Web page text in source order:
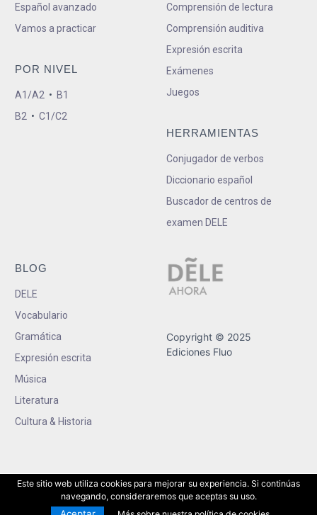
Español avanzado
Vamos a practicar
POR NIVEL
A1/A2 • B1
B2 • C1/C2
Comprensión de lectura
Comprensión auditiva
Expresión escrita
Exámenes
Juegos
HERRAMIENTAS
Conjugador de verbos
Diccionario español
Buscador de centros de
examen DELE
BLOG
DELE
Vocabulario
Gramática
Expresión escrita
Música
Literatura
Cultura & Historia
Copyright © 2025
Ediciones Fluo
Este sitio web utiliza cookies para mejorar su experiencia. Si continúas
navegando, consideraremos que aceptas su uso.